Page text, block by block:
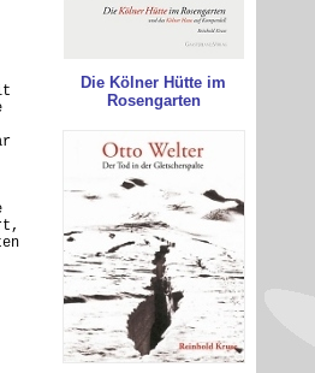
Die Kölner Hütte im
Rosengarten